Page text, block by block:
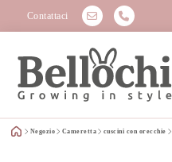
Contattaci
Negozio Cameretta cuscini con orecchie